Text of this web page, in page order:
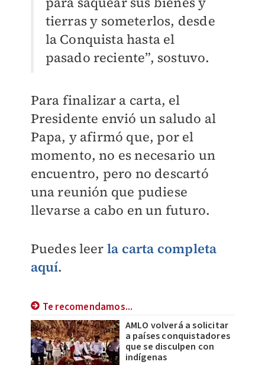
tierras y someterlos, desde
la Conquista hasta el
pasado reciente”, sostuvo.
Para finalizar a carta, el
Presidente envió un saludo al
Papa, y afirmó que, por el
momento, no es necesario un
encuentro, pero no descartó
una reunión que pudiese
llevarse a cabo en un futuro.
Puedes leer la carta completa
aquí.
Te recomendamos...
AMLO volverá a solicitar
a países conquistadores
que se disculpen con
indígenas